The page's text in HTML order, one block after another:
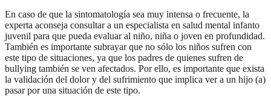
En caso de que la sintomatología sea muy intensa o frecuente, la
experta aconseja consultar a un especialista en salud mental infanto
juvenil para que pueda evaluar al niño, niña o joven en profundidad.
También es importante subrayar que no sólo los niños sufren con
este tipo de situaciones, ya que los padres de quienes sufren de
bullying también se ven afectados. Por ello, es importante que exista
la validación del dolor y del sufrimiento que implica ver a un hijo (a)
pasar por una situación de este tipo.